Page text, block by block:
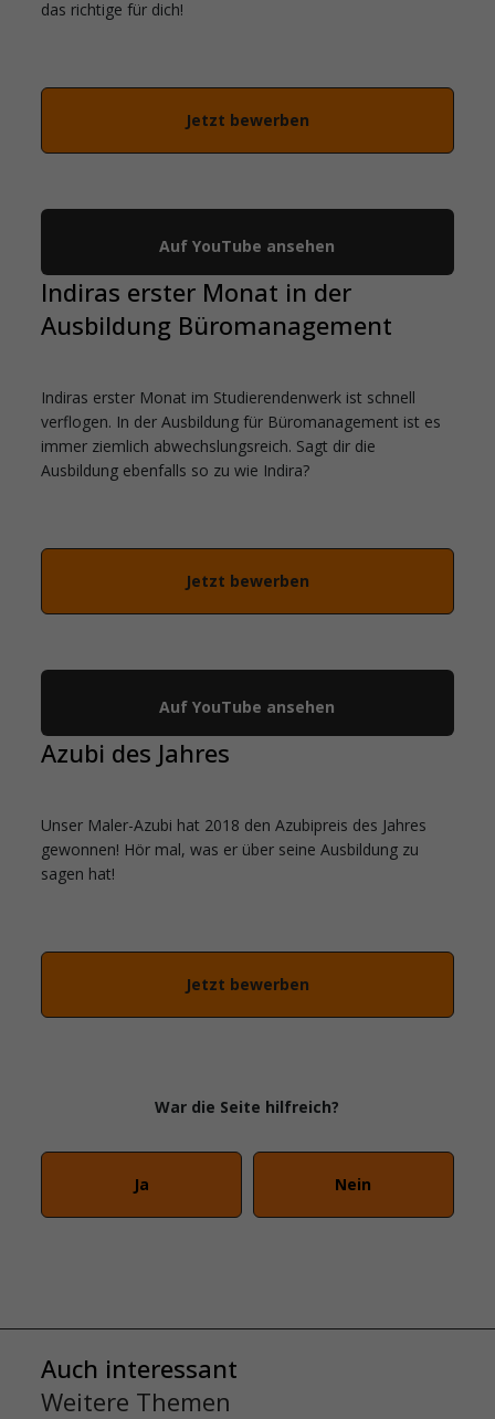
das richtige für dich!
Jetzt bewerben
YouTube
Auf YouTube ansehen
Indiras erster Monat in der
Ausbildung Büromanagement
Indiras erster Monat im Studierendenwerk ist schnell
verflogen. In der Ausbildung für Büromanagement ist es
immer ziemlich abwechslungsreich. Sagt dir die
Ausbildung ebenfalls so zu wie Indira?
Jetzt bewerben
YouTube
Auf YouTube ansehen
Azubi des Jahres
Unser Maler-Azubi hat 2018 den Azubipreis des Jahres
gewonnen! Hör mal, was er über seine Ausbildung zu
sagen hat!
Jetzt bewerben
War die Seite hilfreich?
Ja Nein
Auch interessant
Weitere Themen